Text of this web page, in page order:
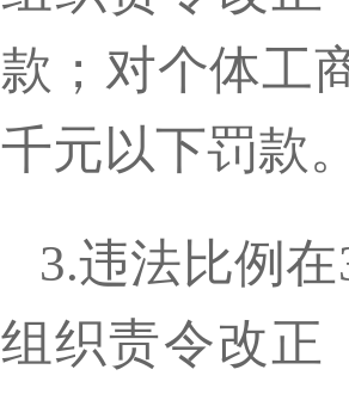
款；对个体工
千元以下罚款
3.违法比例
组织责令改正